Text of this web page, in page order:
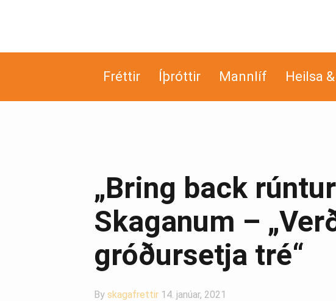
Fréttir Íþróttir Mannlíf Heilsa
„Bring back
Skaganum –
gróðursetja tré“
By skagafrettir 14. janúar, 2021